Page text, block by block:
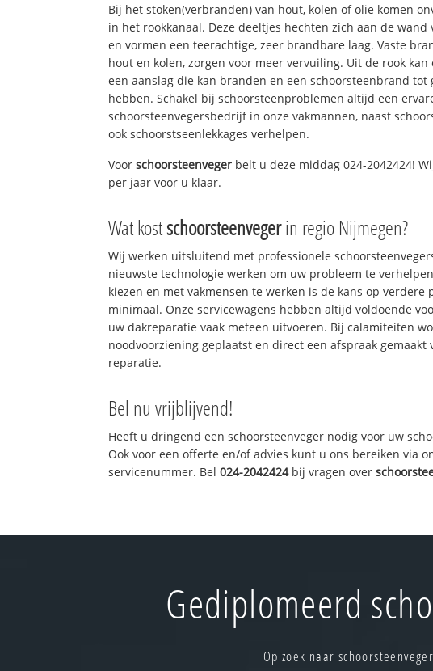
Bij het stoken(verbranden) van hout, kolen of olie komen
in het rookkanaal. Deze deeltjes hechten zich aan de wand
en vormen een teerachtige, zeer brandbare laag. Vaste
hout en kolen, zorgen voor meer vervuiling. Uit de rook kan
een aanslag die kan branden en een schoorsteenbrand tot
hebben. Schakel bij schoorsteenproblemen altijd een
schoorsteenvegersbedrijf in onze vakmannen, naast
ook schoorstseenlekkages verhelpen.
Voorschoorsteenveger belt u deze middag 024-2042424!
per jaar voor u klaar.
Wat kostschoorsteenvegerin regio Nijmegen?
Wij werken uitsluitend met professionele
nieuwste technologie werken om uw probleem te
kiezen en met vakmensen te werken is de kans op verdere
minimaal. Onze servicewagens hebben altijd voldoende
uw dakreparatie vaak meteen uitvoeren. Bij calamiteiten
noodvoorziening geplaatst en direct een afspraak gemaakt
reparatie.
Bel nu vrijblijvend!
Heeft u dringend een schoorsteenveger nodig voor uw
Ook voor een offerte en/of advies kunt u ons bereiken via
servicenummer. Bel024-2042424bij vragen over
Gediplomeerd
Op zoek naar